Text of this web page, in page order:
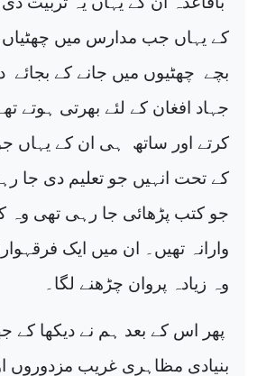
کے یہاں جب مدارس میں چھٹیاں
بچے چھٹیوں میں جانے کے بجائے
جہاد افغان کے لئے بھرتی ہوتے
کرتے اور ساتھ
ہی ان کے یہاں
کے تحت انہیں جو تعلیم دی جا
جو کتب پڑھائی جا رہی تھی وہ
وارانہ تھیں۔ ان میں ایک
وہ زیادہ پروان چڑھنے لگا۔
پھر اس کے بعد ہم نے دیکھا کے
بنیادی مظاہری غریب مزدوروں